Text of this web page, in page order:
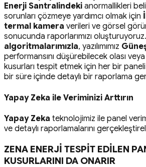
Enerji Santralindeki anormallikleri
sorunları çözmeye yardımcı olmak için
termal kamera verileri ve görsel
sonucunda raporlarımızı oluşturuyoruz.
algoritmalarımızla, yazılımımız
performansını düşürebilecek olası
kusurları tespit etmek için her bir
bir süre içinde detaylı bir raporlama
Yapay Zeka ile Veriminizi Arttırın
Yapay Zeka teknolojimiz ile panel
ve detaylı raporlamalarını
ZENA ENERJİ TESPİT EDİLEN
KUSURLARINI DA ONARIR